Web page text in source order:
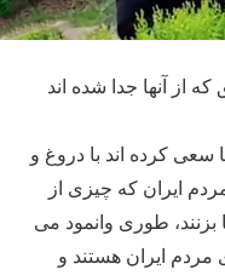
از آنها جدا شده اند
سعی کرده اند با دروغ و
ایران که چیزی از
طوری وانمود می
مردم ایران هستند و